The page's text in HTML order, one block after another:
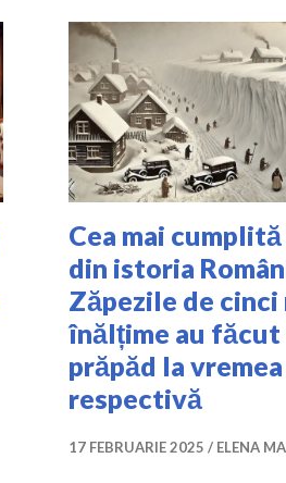
Cea mai
din istoria
Zăpezile de
înălțime au făcut
prăpăd la vremea
respectivă
17 FEBRUARIE 2025 ELENA